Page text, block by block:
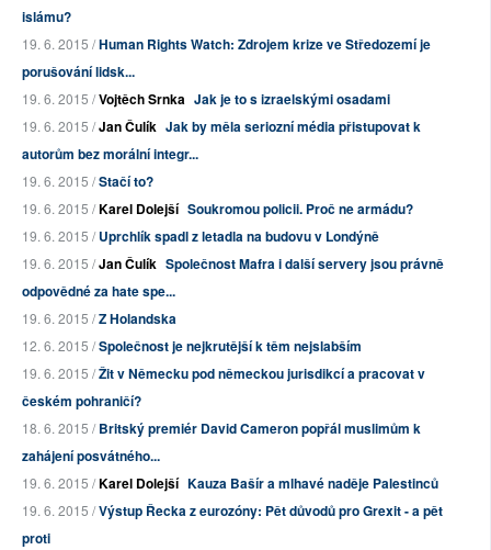
islámu?
19. 6. 2015 /Human Rights Watch: Zdrojem krize ve Středozemí je
porušování lidsk...
19. 6. 2015 /Vojtěch Srnka Jak je to s izraelskými osadami
19. 6. 2015 /Jan Čulík Jak by měla seriozní média přistupovat k
autorům bez morální integr...
19. 6. 2015 /Stačí to?
19. 6. 2015 /Karel Dolejší Soukromou policii. Proč ne armádu?
19. 6. 2015 /Uprchlík spadl z letadla na budovu v Londýně
19. 6. 2015 /Jan Čulík Společnost Mafra i další servery jsou právně
odpovědné za hate spe...
19. 6. 2015 /Z Holandska
12. 6. 2015 /Společnost je nejkrutější k těm nejslabším
19. 6. 2015 /Žit v Německu pod německou jurisdikcí a pracovat v
českém pohraničí?
18. 6. 2015 /Britský premiér David Cameron popřál muslimům k
zahájení posvátného...
19. 6. 2015 /Karel Dolejší Kauza Bašír a mlhavé naděje Palestinců
19. 6. 2015 /Výstup Řecka z eurozóny: Pět důvodů pro Grexit - a pět
proti